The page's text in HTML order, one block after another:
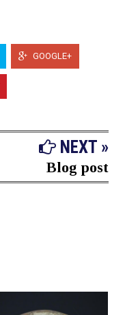
GOOGLE+
NEXT »
Blog post